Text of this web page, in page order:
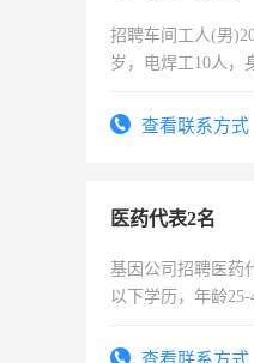
招聘车间工人(男
岁，电焊工10人，
宿，免费发放劳保
查看联系方式
医药代表2名
基因公司招聘医药
以下学历，年龄
表或者有医学资质